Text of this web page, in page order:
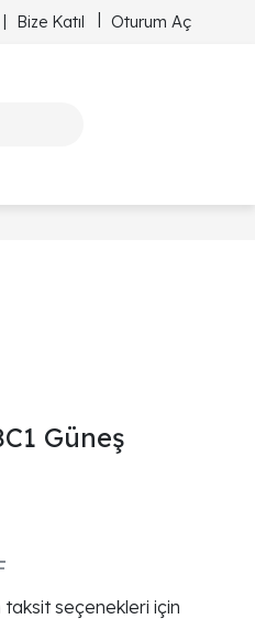
Bize Katıl Oturum Aç
Güneş
seçenekleri için